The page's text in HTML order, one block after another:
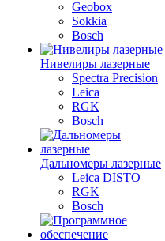
Geobox
Sokkia
Bosch
Нивелиры лазерные
Spectra Precision
Leica
RGK
Bosch
Дальномеры лазерные
Leica DISTO
RGK
Bosch